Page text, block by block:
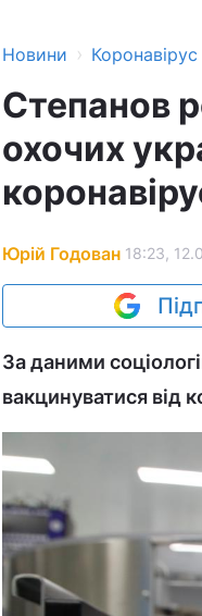
Новини › Коронавірус
Степанов
охочих
Юрій Годован 18:23,
За даними
вакцинуватися від